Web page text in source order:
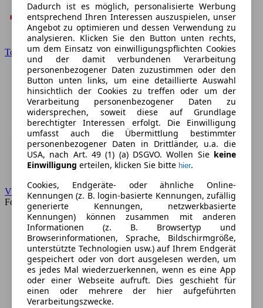
Toyota
VW
Forum
Dadurch ist es möglich, personalisierte Werbung
entsprechend Ihren Interessen auszuspielen, unser
Angebot zu optimieren und dessen Verwendung zu
analysieren. Klicken Sie den Button unten rechts,
um dem Einsatz von einwilligungspflichten Cookies
und der damit verbundenen Verarbeitung
personenbezogener Daten zuzustimmen oder den
Button unten links, um eine detaillierte Auswahl
hinsichtlich der Cookies zu treffen oder um der
Verarbeitung personenbezogener Daten zu
widersprechen, soweit diese auf Grundlage
berechtigter Interessen erfolgt. Die Einwilligung
umfasst auch die Übermittlung bestimmter
personenbezogener Daten in Drittländer, u.a. die
USA, nach Art. 49 (1) (a) DSGVO. Wollen Sie keine
Einwilligung erteilen, klicken Sie bitte hier.
Cookies, Endgeräte- oder ähnliche Online-
Kennungen (z. B. login-basierte Kennungen, zufällig
generierte Kennungen, netzwerkbasierte
Kennungen) können zusammen mit anderen
Informationen (z. B. Browsertyp und
Browserinformationen, Sprache, Bildschirmgröße,
unterstützte Technologien usw.) auf Ihrem Endgerät
gespeichert oder von dort ausgelesen werden, um
es jedes Mal wiederzuerkennen, wenn es eine App
oder einer Webseite aufruft. Dies geschieht für
einen oder mehrere der hier aufgeführten
Verarbeitungszwecke.